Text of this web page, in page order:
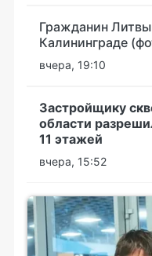
Гражданин
Калининграде
вчера, 19:10
Застройщику
области
11 этажей
вчера, 15:52